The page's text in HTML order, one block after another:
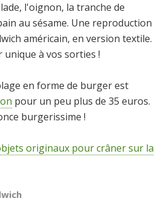
l'oignon, la tranche de
au sésame. Une reproduction
américain, en version textile.
à vos sorties !
en forme de burger est
pour un peu plus de 35 euros.
burgerissime !
originaux pour crâner sur la